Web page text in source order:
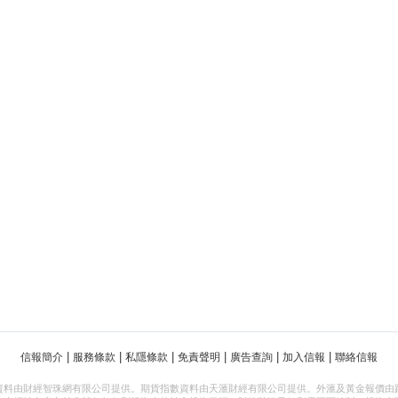
信報簡介 服務條款 私隱條款 免責聲明 廣告查詢 加入信報 聯絡信報
料由財經智珠網有限公司提供。期貨指數資料由天滙財經有限公司提供。外滙及黃金報價由